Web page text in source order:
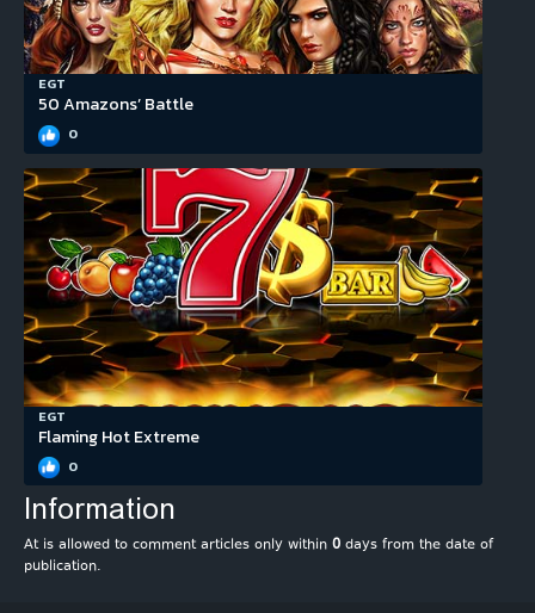
EGT
50 Amazons’ Battle
0
EGT
Flaming Hot Extreme
0
Information
At is allowed to comment articles only within 0 days from the date of
publication.